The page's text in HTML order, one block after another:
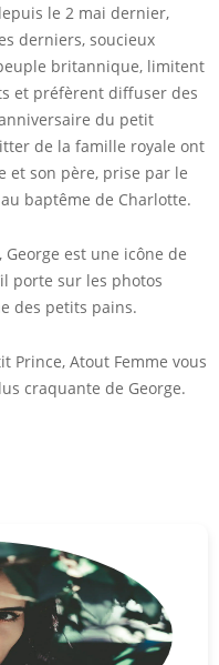
le 2 mai dernier,
derniers, soucieux
britannique, limitent
et préfèrent diffuser des
du petit
de la famille royale ont
et son père, prise par le
baptême de Charlotte.
est une icône de
porte sur les photos
des petits pains.
Prince, Atout Femme vous
craquante de George.